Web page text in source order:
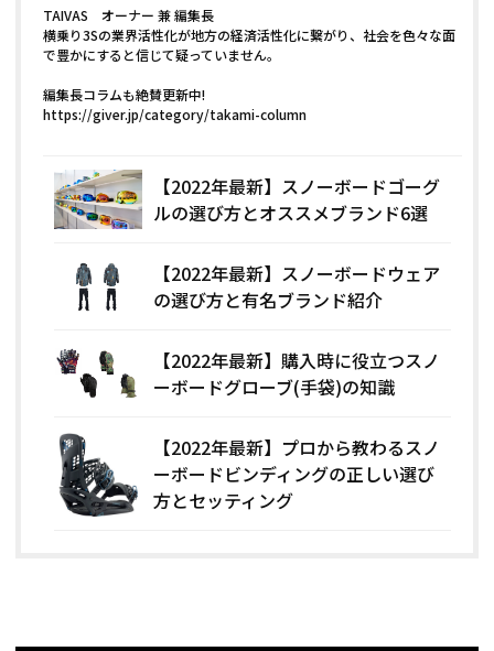
TAIVAS オーナー 兼 編集長
横乗り3Sの業界活性化が地方の経済活性化に繋がり、社会を色々な面
で豊かにすると信じて疑っていません。
編集長コラムも絶賛更新中!
https://giver.jp/category/takami-column
【2022年最新】スノーボードゴーグ
ルの選び方とオススメブランド6選
【2022年最新】スノーボードウェア
の選び方と有名ブランド紹介
【2022年最新】購入時に役立つスノ
ーボードグローブ(手袋)の知識
【2022年最新】プロから教わるスノ
ーボードビンディングの正しい選び
方とセッティング